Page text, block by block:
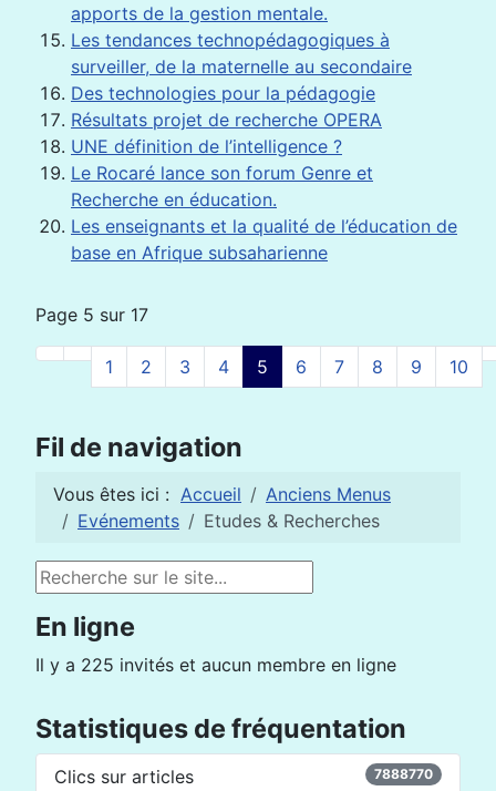
apports de la gestion mentale.
Les tendances technopédagogiques à
surveiller, de la maternelle au secondaire
Des technologies pour la pédagogie
Résultats projet de recherche OPERA
UNE définition de l’intelligence ?
Le Rocaré lance son forum Genre et
Recherche en éducation.
Les enseignants et la qualité de l’éducation de
base en Afrique subsaharienne
Page 5 sur 17
1 2 3 4 5 6 7 8 9 10
Fil de navigation
Vous êtes ici : Accueil
Anciens Menus
Evénements
Etudes & Recherches
Rechercher
En ligne
Il y a 225 invités et aucun membre en ligne
Statistiques de fréquentation
Clics sur articles 7888770